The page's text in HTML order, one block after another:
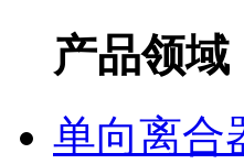
产品领域
单向离合